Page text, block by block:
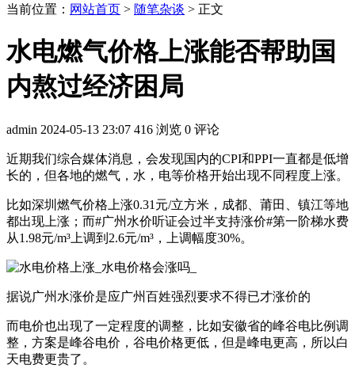
当前位置： 网站首页 > 随笔杂谈 > 正文
水电燃气价格上涨能否帮助国
内熬过经济困局
admin 2024-05-13 23:07 416 浏览 0 评论
近期我们综合媒体消息，会发现国内的CPI和PPI一直都是低增
长的，但各地的燃气，水，电等价格开始出现不同程度上涨。
比如深圳燃气价格上涨0.31元/立方米，成都、莆田、镇江等地
都出现上涨；而#广州水价听证会过半支持涨价#第一阶梯水费
从1.98元/m³上调到2.6元/m³，上调幅度30%。
据说广州水涨价是应广州百姓强烈要求不得已才涨价的
而电价也出现了一定程度的调整，比如安徽省的峰谷电比例调
整，方案是峰谷电价，谷电价格更低，但是峰电更高，所以白
天电费更贵了。